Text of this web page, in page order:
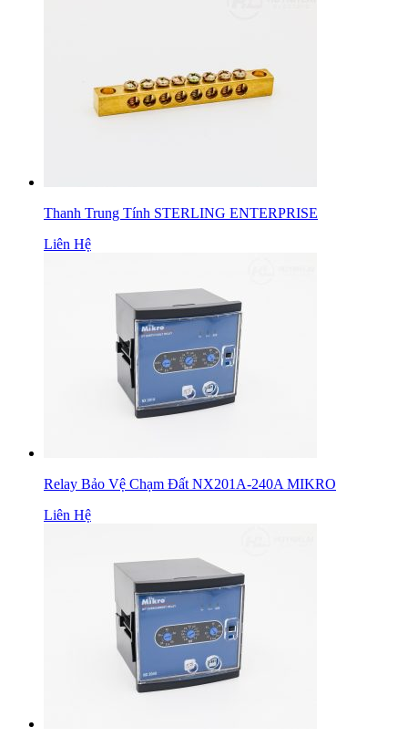
Thanh Trung Tính STERLING ENTERPRISE
Liên Hệ
Relay Bảo Vệ Chạm Đất NX201A-240A MIKRO
Liên Hệ